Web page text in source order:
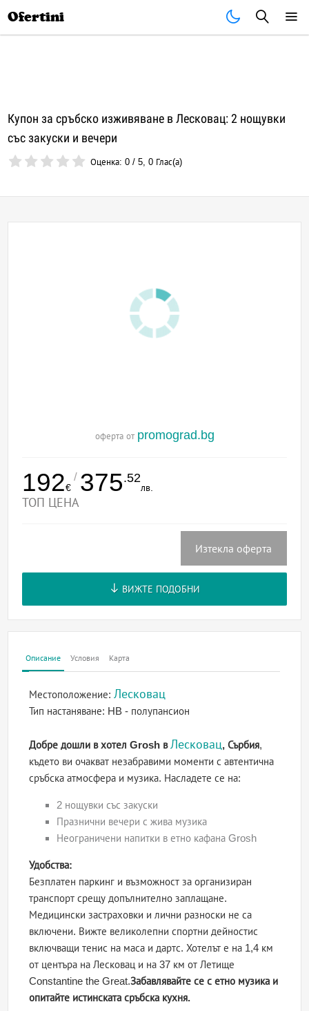
Ofertini
Купон за сръбско изживяване в Лесковац: 2 нощувки
със закуски и вечери
Оценка:0 /5,0 Глас(а)
оферта от promograd.bg
192€
/ 375.52
лв.
ТОП ЦЕНА
Изтекла оферта
ВИЖТЕ ПОДОБНИ
Описание Условия Карта
Местоположение: Лесковац
Тип настаняване: HB - полупансион
Добре дошли в хотел Grosh вЛесковац, Сърбия,
където ви очакват незабравими моменти с автентична
сръбска атмосфера и музика. Насладете се на:
2 нощувки със закуски
Празнични вечери с жива музика
Неограничени напитки в етно кафана Grosh
Удобства:
Безплатен паркинг и възможност за организиран
транспорт срещу допълнително заплащане.
Медицински застраховки и лични разноски не са
включени. Вижте великолепни спортни дейностис
включващи тенис на маса и дартс. Хотелът е на 1,4 км
от центъра на Лесковац и на 37 км от Летище
Constantine the Great.Забавлявайте се с етно музика и
опитайте истинската сръбска кухня.